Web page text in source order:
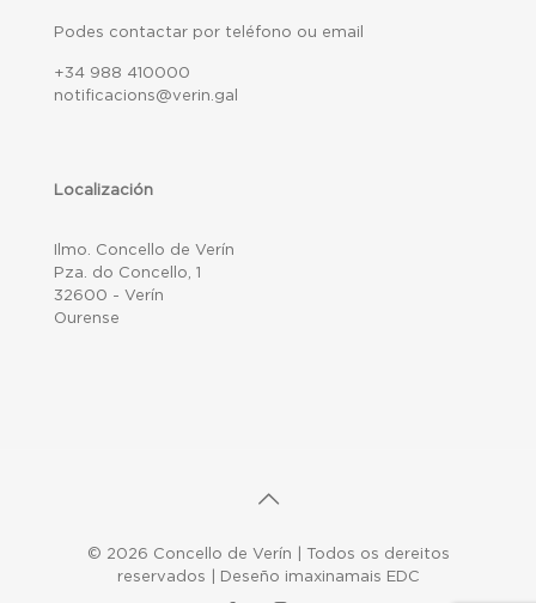
Podes contactar por teléfono ou email
+34 988 410000
notificacions@verin.gal
Localización
Ilmo. Concello de Verín
Pza. do Concello, 1
32600 - Verín
Ourense
© 2026 Concello de Verín | Todos os dereitos
reservados | Deseño imaxinamais EDC